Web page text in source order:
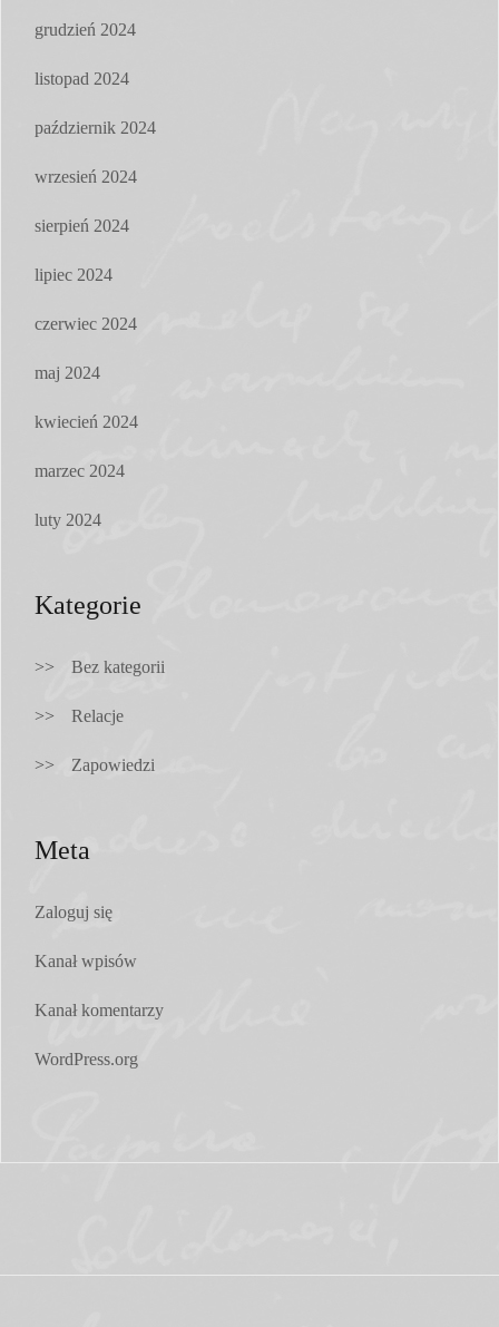
grudzień 2024
listopad 2024
październik 2024
wrzesień 2024
sierpień 2024
lipiec 2024
czerwiec 2024
maj 2024
kwiecień 2024
marzec 2024
luty 2024
Kategorie
Bez kategorii
Relacje
Zapowiedzi
Meta
Zaloguj się
Kanał wpisów
Kanał komentarzy
WordPress.org